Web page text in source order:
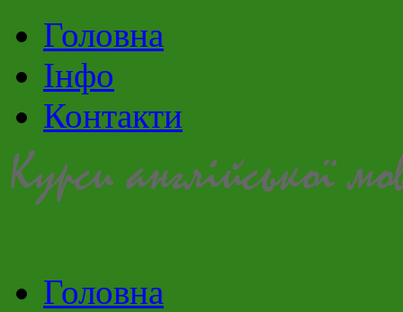
Головна
Інфо
Контакти
Головна